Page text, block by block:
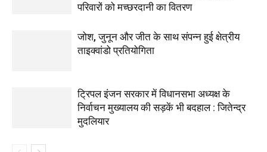
परिवारों को मच्छरदानी का वितरण
जोश, जुनून और जीत के साथ संपन्न हुई क्षेत्रीय
ताइक्वांडो प्रतियोगिता
ट्रिपल इंजन सरकार में विधानसभा अध्यक्ष के
निर्वाचन मुख्यालय की सड़कें भी बदहाल : जितेन्द्र
मुदलियार